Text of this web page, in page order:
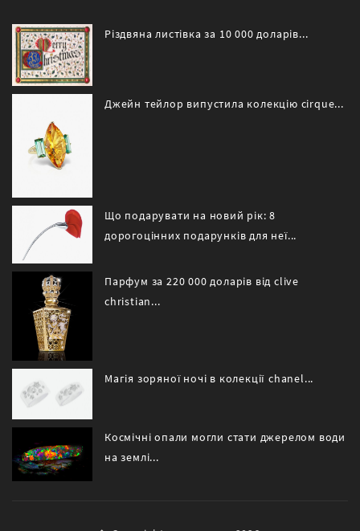
Різдвяна листівка за 10 000 доларів...
Джейн тейлор випустила колекцію cirque...
Що подарувати на новий рік: 8
дорогоцінних подарунків для неї...
Парфум за 220 000 доларів від clive
christian...
Магія зоряної ночі в колекції chanel...
Космічні опали могли стати джерелом води
на землі...